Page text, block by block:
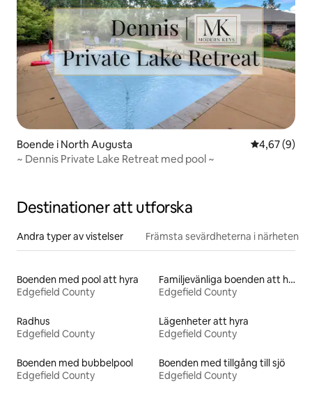
Boende i North Augusta 4,67 av 5 i
4,67 (9)
~ Dennis Private Lake Retreat med pool ~
Destinationer att utforska
Andra typer av vistelser Främsta sevärdheterna i närheten
Boenden med pool att hyra
Edgefield County
Familjevänliga boenden att hyra
Edgefield County
Radhus
Edgefield County
Lägenheter att hyra
Edgefield County
Boenden med bubbelpool
Edgefield County
Boenden med tillgång till sjö
Edgefield County